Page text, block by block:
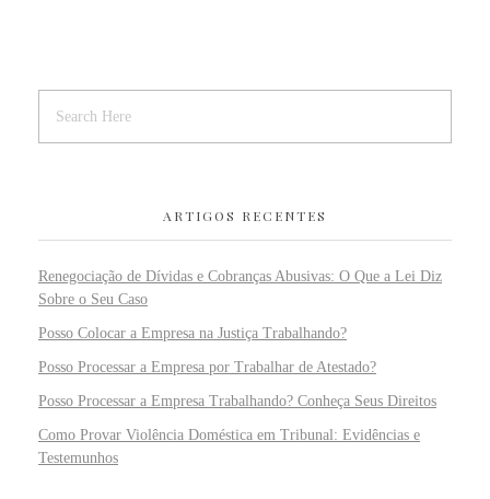
ARTIGOS RECENTES
Renegociação de Dívidas e Cobranças Abusivas: O Que a Lei Diz
Sobre o Seu Caso
Posso Colocar a Empresa na Justiça Trabalhando?
Posso Processar a Empresa por Trabalhar de Atestado?
Posso Processar a Empresa Trabalhando? Conheça Seus Direitos
Como Provar Violência Doméstica em Tribunal: Evidências e
Testemunhos